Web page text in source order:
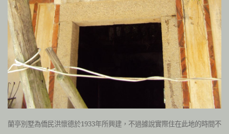
蘭亭別墅為僑民洪懷德於1933年所興建，不過據說實際住在此地的時間不